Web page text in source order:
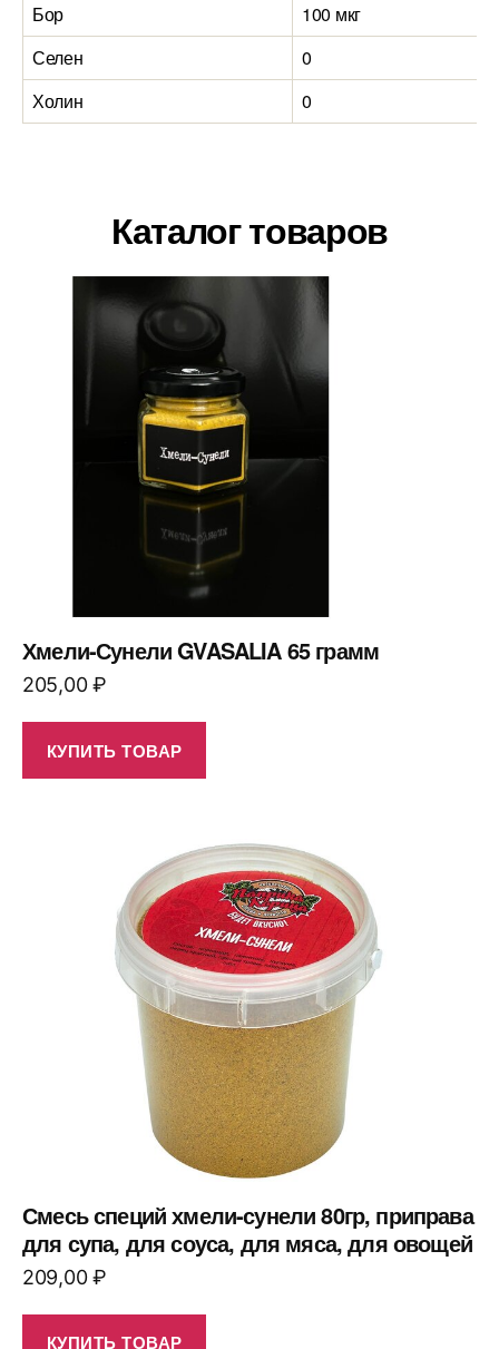
Бор
100 мкг
Селен
0
Холин
0
Каталог товаров
Хмели-Сунели GVASALIA 65 грамм
205,00₽
КУПИТЬ ТОВАР
Смесь специй хмели-сунели 80гр, приправа
для супа, для соуса, для мяса, для овощей
209,00₽
КУПИТЬ ТОВАР